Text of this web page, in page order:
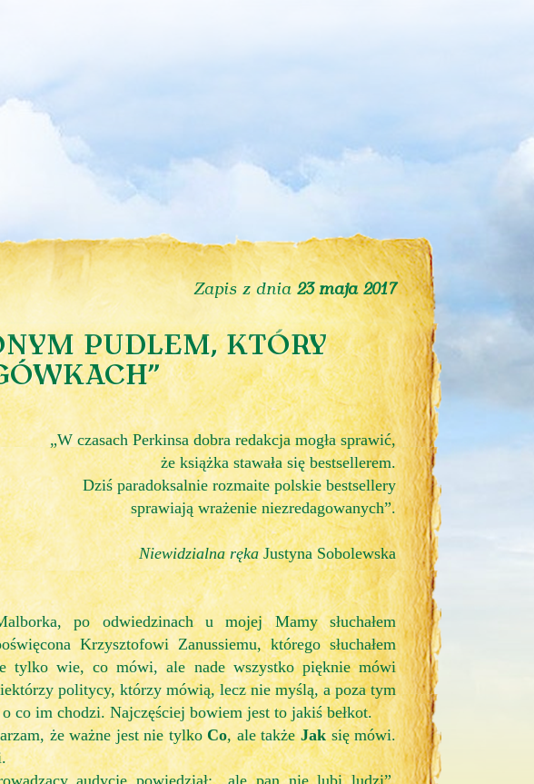
Zapis z dnia23 maja 2017
PUDLEM, KTÓRY
„W czasach Perkinsa dobra redakcja mogła sprawić,
że książka stawała się bestsellerem.
Dziś paradoksalnie rozmaite polskie bestsellery
sprawiają wrażenie niezredagowanych”.
Niewidzialna rękaJustyna Sobolewska
po odwiedzinach u mojej Mamy słuchałem
Krzysztofowi Zanussiemu, którego słuchałem
tylko wie, co mówi, ale nade wszystko pięknie mówi
politycy, którzy mówią, lecz nie myślą, a poza tym
co im chodzi. Najczęściej bowiem jest to jakiś bełkot.
że ważne jest nie tylkoCo, ale takżeJaksię mówi.
audycję powiedział: „ale pan nie lubi ludzi”.